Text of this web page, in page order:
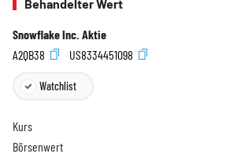
Behandelter Wert
Snowflake Inc. Aktie
A2QB38
US8334451098
Watchlist
Kurs
Börsenwert